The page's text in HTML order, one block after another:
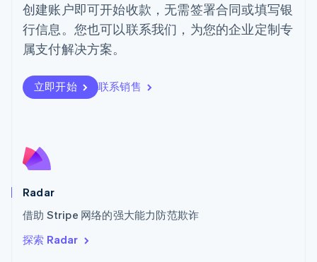
创建账户即可开始收款，无需签署合同或填写银
行信息。您也可以联系我们，为您的企业定制专
属支付解决方案。
立即开始 联系销售
Radar
借助 Stripe 网络的强大能力防范欺诈
探索 Radar
日本
日本語 English
瑞典
SvenskaEnglish
Deutsch FrançaisItaliano English
塞浦路斯
斯洛文尼亚
English
ไทย
希腊
English
西班牙